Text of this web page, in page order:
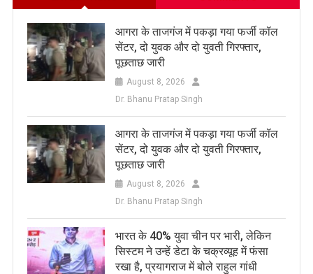
आगरा के ताजगंज में पकड़ा गया फर्जी कॉल
सेंटर, दो युवक और दो युवती गिरफ्तार,
पूछताछ जारी
August 8, 2026
Dr. Bhanu Pratap Singh
आगरा के ताजगंज में पकड़ा गया फर्जी कॉल
सेंटर, दो युवक और दो युवती गिरफ्तार,
पूछताछ जारी
August 8, 2026
Dr. Bhanu Pratap Singh
भारत के 40% युवा चीन पर भारी, लेकिन
सिस्टम ने उन्हें डेटा के चक्रव्यूह में फंसा
रखा है, प्रयागराज में बोले राहुल गांधी